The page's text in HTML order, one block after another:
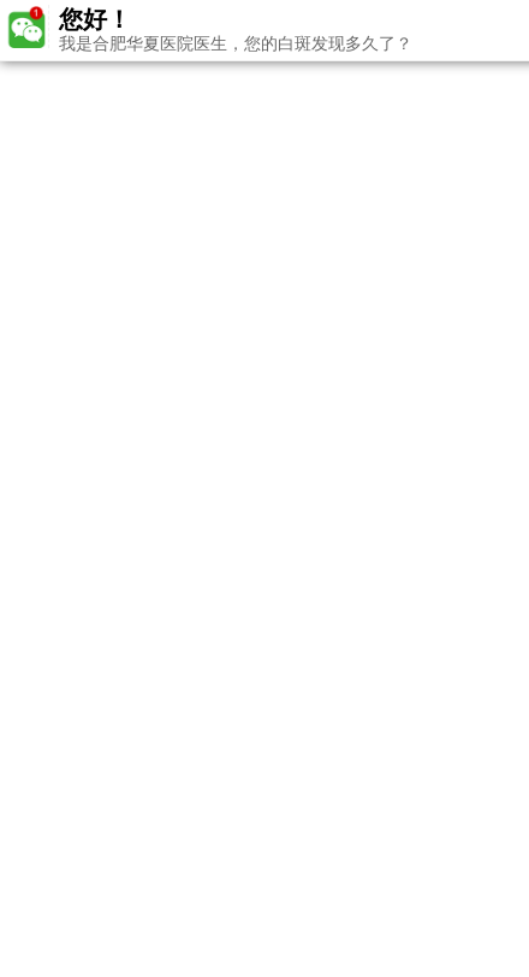
您好！
我是合肥华夏医院医生，您的白斑发现多久了？